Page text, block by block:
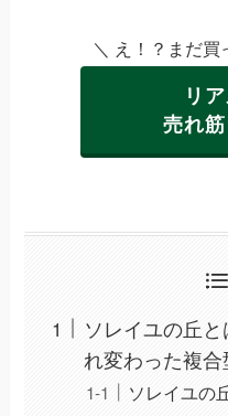
＼ え！？まだ
リ
売れ
ソレイユの丘
れ変わった複合
ソレイユの